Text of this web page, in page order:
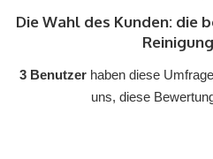
Die Wahl des Kunden: die
3 Benutzerhaben diese
uns, diese